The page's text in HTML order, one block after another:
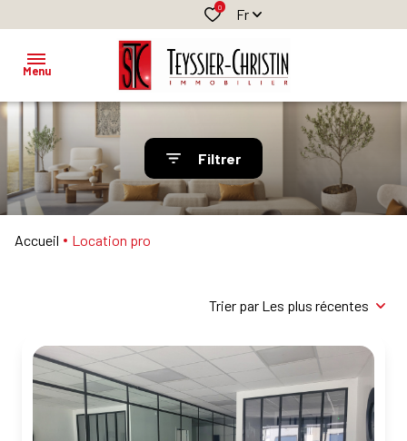
0 Fr
Menu
ACCUEIL
BIENS A
VENDRE
CLASSIQUES
NEUFS
BIENS
A
CLASSIQUES
PROFESSIONNELS
LOCATIVE
ESTIMATION
AGENCES
Filtrer
Accueil Location pro
Trier par Les plus récentes